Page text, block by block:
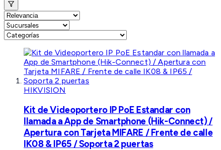
HIKVISION
Kit de Videoportero IP PoE Estandar con
llamada a App de Smartphone (Hik-Connect) /
Apertura con Tarjeta MIFARE / Frente de calle
IK08 & IP65 / Soporta 2 puertas